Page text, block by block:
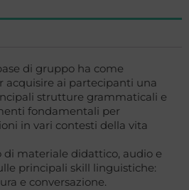
di gruppo ha come
acquisire ai partecipanti una
strutture grammaticali e
fondamentali per
in vari contesti della vita
di materiale didattico, audio e
principali skill linguistiche:
e conversazione.